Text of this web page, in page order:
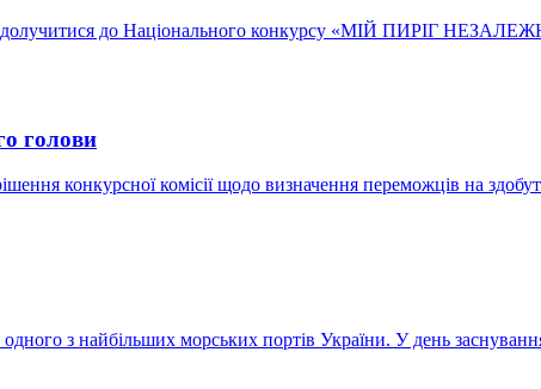
долучитися до Національного конкурсу «МІЙ ПИРІГ
голови
конкурсної комісії щодо визначення переможців на
з найбільших морських портів України. У день